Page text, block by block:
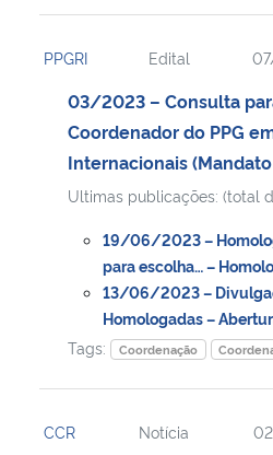
PPGRI Edital
03/2023 – Consulta
Coordenador do PPG
Internacionais
Ultimas publicações: (total
19/06/2023 –
para escolha… –
13/06/2023 –
Homologadas –
Tags:
Coordenação
CCR Notícia